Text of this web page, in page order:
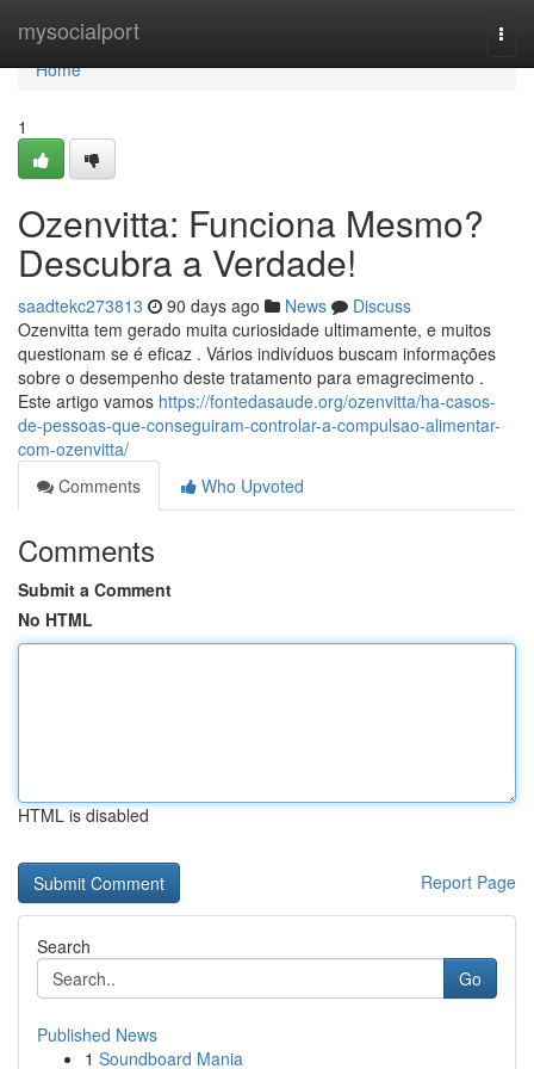
mysocialport
Home
Home
1
Ozenvitta: Funciona Mesmo?
Descubra a Verdade!
saadtekc273813 90 days ago News
Discuss
Ozenvitta tem gerado muita curiosidade ultimamente, e muitos
questionam se é eficaz . Vários indivíduos buscam informações
sobre o desempenho deste tratamento para emagrecimento .
Este artigo vamos https://fontedasaude.org/ozenvitta/ha-casos-
de-pessoas-que-conseguiram-controlar-a-compulsao-alimentar-
com-ozenvitta/
Comments
Who Upvoted
Comments
Submit a Comment
No HTML
HTML is disabled
Report Page
Search
Go
Published News
1 Soundboard Mania